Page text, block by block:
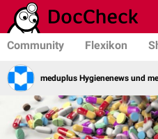
Community Flexikon
meduplus Hygienenews und